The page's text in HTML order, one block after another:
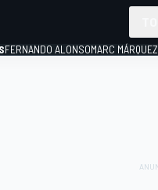
FERNANDO ALONSOMARC MÁRQUEZ